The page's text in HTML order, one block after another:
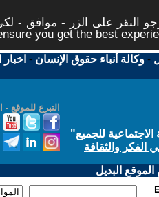
النقر على الزر - موافق -
you get the best
-وكالة أنباء حقوق الإنسان -
التبرع للموقع -
للجميع"
الفكر والثقافة
البديل